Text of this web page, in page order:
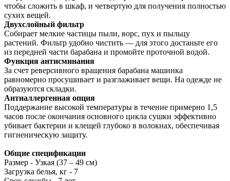
чтобы сложить в шкаф, и четвертую для получения полностью
сухих вещей.
Двухслойный фильтр
Собирает мелкие частицы пыли, ворс, пух и пыльцу
растений. Фильтр удобно чистить — для этого достаньте его
из передней части барабана и промойте проточной водой.
Функция антисминания
За счет реверсивного вращения барабана машинка
равномерно просушивает и разглаживает вещи. На одежде не
образуются складки.
Антиаллергенная опция
Поддержание высокой температуры в течение примерно 1,5
часов после окончания основного цикла сушки эффективно
убивает бактерии и клещей глубоко в волокнах, обеспечивая
гигиеническую защиту.
Общие спецификации
Размер - Узкая (37 – 49 см)
Загрузка белья, кг - 7